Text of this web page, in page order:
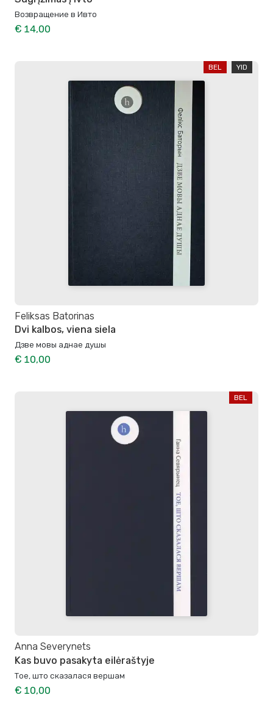
Возвращение в Ивто
€ 14,00
BEL YID
Feliksas Batorinas
Dvi kalbos, viena siela
Дзве мовы аднае душы
€ 10,00
BEL
Anna Severynets
Kas buvo pasakyta eilėraštyje
Тое, што сказалася вершам
€ 10,00